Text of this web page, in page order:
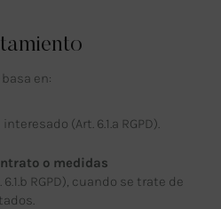
en:
(Art. 6.1.a RGPD).
o medidas
6.1.b RGPD), cuando se trate de